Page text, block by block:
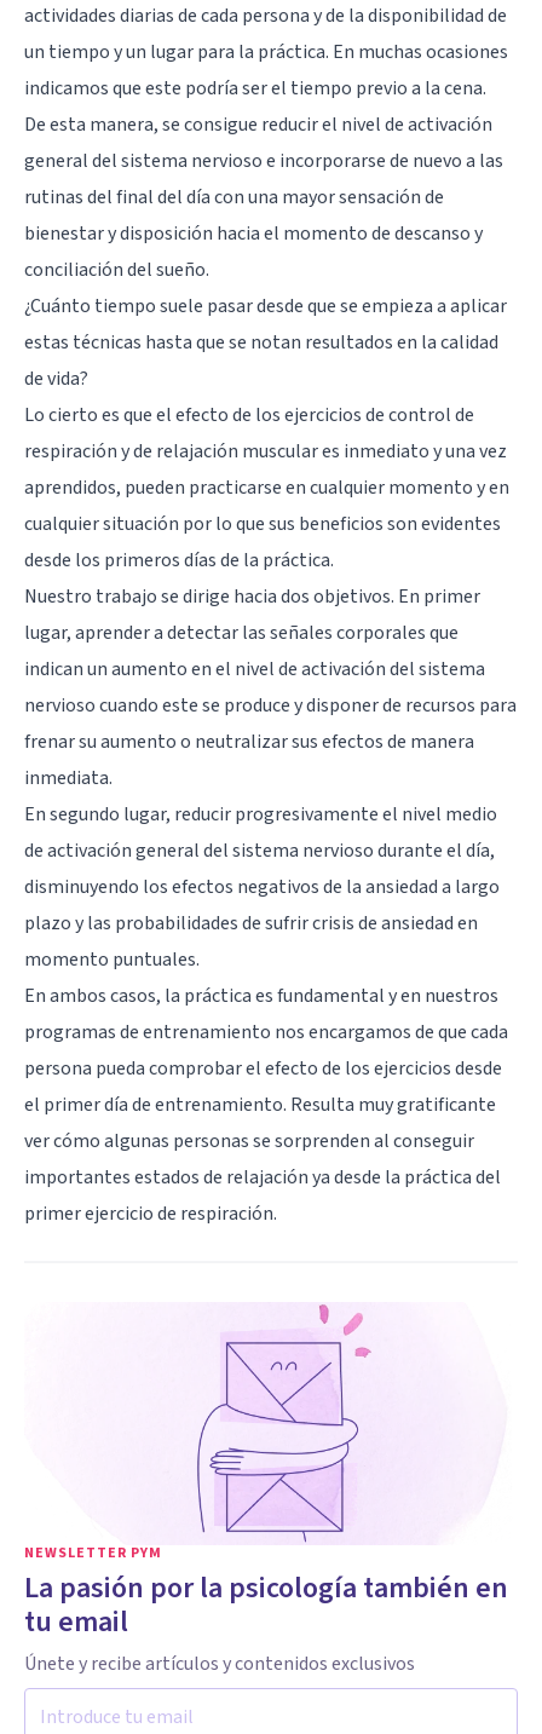
actividades diarias de cada persona y de la disponibilidad de
un tiempo y un lugar para la práctica. En muchas ocasiones
indicamos que este podría ser el tiempo previo a la cena.
De esta manera, se consigue reducir el nivel de activación
general del sistema nervioso e incorporarse de nuevo a las
rutinas del final del día con una mayor sensación de
bienestar y disposición hacia el momento de descanso y
conciliación del sueño.
¿Cuánto tiempo suele pasar desde que se empieza a aplicar
estas técnicas hasta que se notan resultados en la calidad
de vida?
Lo cierto es que el efecto de los ejercicios de control de
respiración y de relajación muscular es inmediato y una vez
aprendidos, pueden practicarse en cualquier momento y en
cualquier situación por lo que sus beneficios son evidentes
desde los primeros días de la práctica.
Nuestro trabajo se dirige hacia dos objetivos. En primer
lugar, aprender a detectar las señales corporales que
indican un aumento en el nivel de activación del sistema
nervioso cuando este se produce y disponer de recursos para
frenar su aumento o neutralizar sus efectos de manera
inmediata.
En segundo lugar, reducir progresivamente el nivel medio
de activación general del sistema nervioso durante el día,
disminuyendo los efectos negativos de la ansiedad a largo
plazo y las probabilidades de sufrir crisis de ansiedad en
momento puntuales.
En ambos casos, la práctica es fundamental y en nuestros
programas de entrenamiento nos encargamos de que cada
persona pueda comprobar el efecto de los ejercicios desde
el primer día de entrenamiento. Resulta muy gratificante
ver cómo algunas personas se sorprenden al conseguir
importantes estados de relajación ya desde la práctica del
primer ejercicio de respiración.
NEWSLETTER PYM
La pasión por la psicología también en
tu email
Únete y recibe artículos y contenidos exclusivos